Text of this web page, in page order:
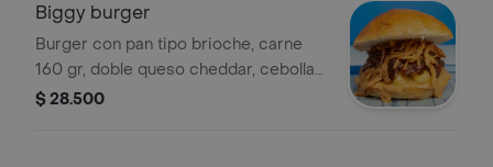
Biggy burger
Burger con pan tipo brioche, carne
160 gr, doble queso cheddar, cebolla
crispy, mermelada de tocineta y salsa
$ 28.500